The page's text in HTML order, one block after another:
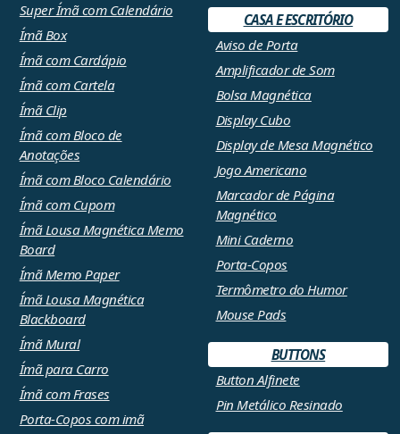
Super Ímã com Calendário
Ímã Box
Ímã com Cardápio
Ímã com Cartela
Ímã Clip
Ímã com Bloco de
Anotações
Ímã com Bloco Calendário
Ímã com Cupom
Ímã Lousa Magnética Memo
Board
Ímã Memo Paper
Ímã Lousa Magnética
Blackboard
Ímã Mural
Ímã para Carro
Ímã com Frases
Porta-Copos com imã
CASA E ESCRITÓRIO
Aviso de Porta
Amplificador de Som
Bolsa Magnética
Display Cubo
Display de Mesa Magnético
Jogo Americano
Marcador de Página
Magnético
Mini Caderno
Porta-Copos
Termômetro do Humor
Mouse Pads
BUTTONS
Button Alfinete
Pin Metálico Resinado